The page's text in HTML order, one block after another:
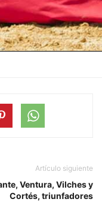
Artículo siguiente
Ventura, Vilches y
Cortés, triunfadores